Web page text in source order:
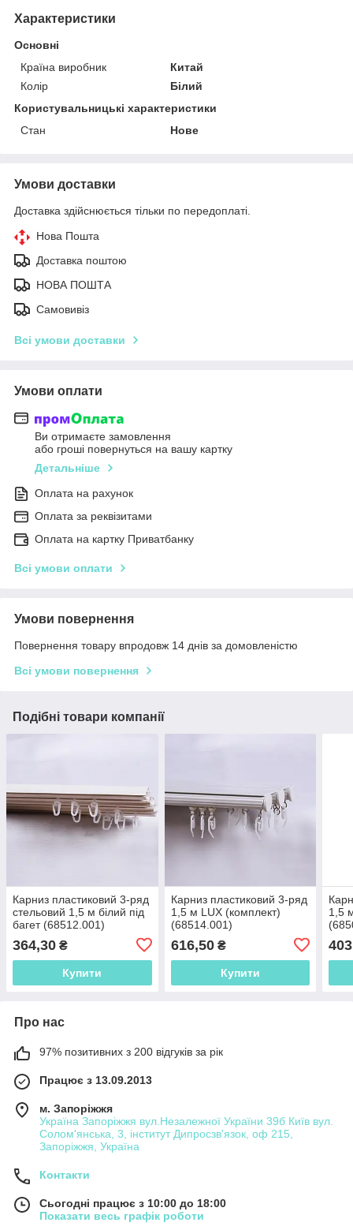
Характеристики
Основні
Країна виробник
Китай
Колір
Білий
Користувальницькі характеристики
Стан
Нове
Умови доставки
Доставка здійснюється тільки по передоплаті.
Нова Пошта
Доставка поштою
НОВА ПОШТА
Самовивіз
Всі умови доставки
Умови оплати
Ви отримаєте замовлення
або гроші повернуться на вашу картку
Детальніше
Оплата на рахунок
Оплата за реквізитами
Оплата на картку Приватбанку
Всі умови оплати
Умови повернення
Повернення товару впродовж 14 днів за домовленістю
Всі умови повернення
Подібні товари компанії
Карниз пластиковий 3-ряд
стельовий 1,5 м білий під
багет (68512.001)
364,30 ₴
Купити
Карниз пластиковий 3-ряд
1,5 м LUX (комплект)
(68514.001)
616,50₴
Купити
1,5
Про нас
97% позитивних з 200 відгуків за рік
Працює з 13.09.2013
м. Запоріжжя
Україна Запоріжжя вул.Незалежної України 39б Київ вул.
Солом'янська, 3, інститут Дипросзв'язок, оф 215,
Запоріжжя, Україна
Контакти
Сьогодні працює з 10:00 до 18:00
Показати весь графік роботи